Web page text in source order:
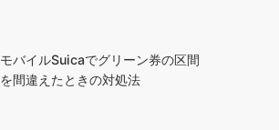
モバイルSuicaでグリーン券の区間
を間違えたときの対処法